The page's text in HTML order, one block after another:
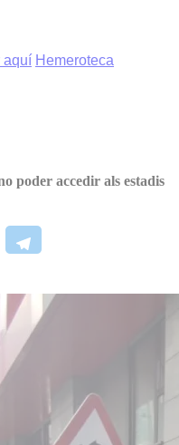
aquí Hemeroteca
poder accedir als estadis